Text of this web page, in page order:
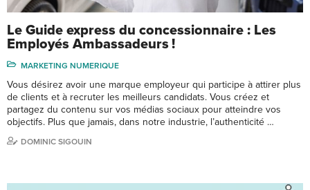
Le Guide express du concessionnaire : Les
Employés Ambassadeurs !
MARKETING NUMERIQUE
Vous désirez avoir une marque employeur qui participe à attirer plus
de clients et à recruter les meilleurs candidats. Vous créez et
partagez du contenu sur vos médias sociaux pour atteindre vos
objectifs. Plus que jamais, dans notre industrie, l’authenticité …
DOMINIC SIGOUIN